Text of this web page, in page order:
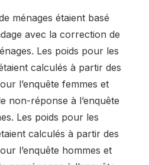
ménages étaient basé
avec la correction de
Les poids pour les
calculés à partir des
l’enquête femmes et
non-réponse à l’enquête
Les poids pour les
calculés à partir des
l’enquête hommes et